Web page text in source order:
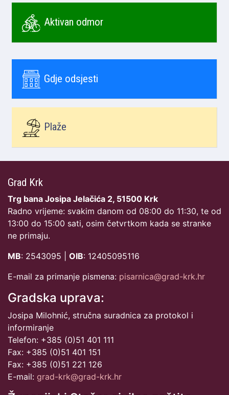
Aktivan odmor
Gdje odsjesti
Plaže
Grad Krk
Trg bana Josipa Jelačića 2, 51500 Krk
Radno vrijeme: svakim danom od 08:00 do 11:30, te od
13:00 do 15:00 sati, osim četvrtkom kada se stranke
ne primaju.
MB: 2543095 | OIB: 12405095116
E-mail za primanje pismena: pisarnica@grad-krk.hr
Gradska uprava:
Josipa Milohnić, stručna suradnica za protokol i
informiranje
Telefon: +385 (0)51 401 111
Fax: +385 (0)51 401 151
Fax: +385 (0)51 221 126
E-mail: grad-krk@grad-krk.hr